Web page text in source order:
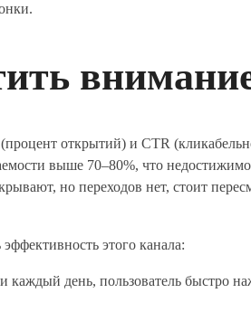
открытий) и CTR
выше 70–80%, что
но переходов нет, стоит
этого канала:
каждый день, пользователь быстро